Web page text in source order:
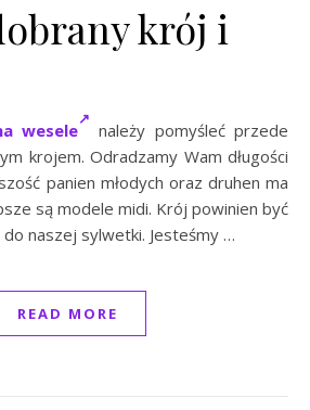
krój i
wesele
należy pomyśleć przede
krojem. Odradzamy Wam długości
panien młodych oraz druhen ma
są modele midi. Krój powinien być
naszej sylwetki. Jesteśmy …
READ MORE